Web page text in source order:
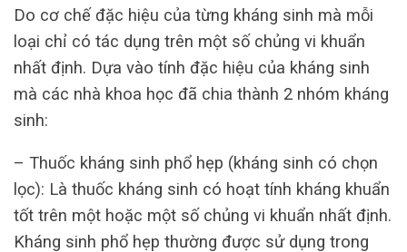
Do cơ chế đặc hiệu của từng kháng sinh mà mỗi
loại chỉ có tác dụng trên một số chủng vi khuẩn
nhất định. Dựa vào tính đặc hiệu của kháng sinh
mà các nhà khoa học đã chia thành 2 nhóm kháng
sinh:
– Thuốc kháng sinh phổ hẹp (kháng sinh có chọn
lọc): Là thuốc kháng sinh có hoạt tính kháng khuẩn
tốt trên một hoặc một số chủng vi khuẩn nhất định.
Kháng sinh phổ hẹp thường được sử dụng trong